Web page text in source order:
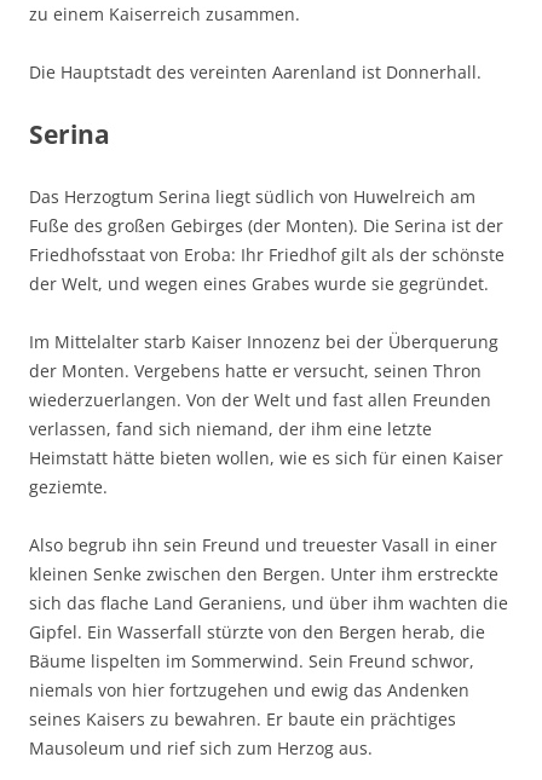
zu einem Kaiserreich zusammen.
Die Hauptstadt des vereinten Aarenland ist Donnerhall.
Serina
Das Herzogtum Serina liegt südlich von Huwelreich am
Fuße des großen Gebirges (der Monten). Die Serina ist der
Friedhofsstaat von Eroba: Ihr Friedhof gilt als der schönste
der Welt, und wegen eines Grabes wurde sie gegründet.
Im Mittelalter starb Kaiser Innozenz bei der Überquerung
der Monten. Vergebens hatte er versucht, seinen Thron
wiederzuerlangen. Von der Welt und fast allen Freunden
verlassen, fand sich niemand, der ihm eine letzte
Heimstatt hätte bieten wollen, wie es sich für einen Kaiser
geziemte.
Also begrub ihn sein Freund und treuester Vasall in einer
kleinen Senke zwischen den Bergen. Unter ihm erstreckte
sich das flache Land Geraniens, und über ihm wachten die
Gipfel. Ein Wasserfall stürzte von den Bergen herab, die
Bäume lispelten im Sommerwind. Sein Freund schwor,
niemals von hier fortzugehen und ewig das Andenken
seines Kaisers zu bewahren. Er baute ein prächtiges
Mausoleum und rief sich zum Herzog aus.